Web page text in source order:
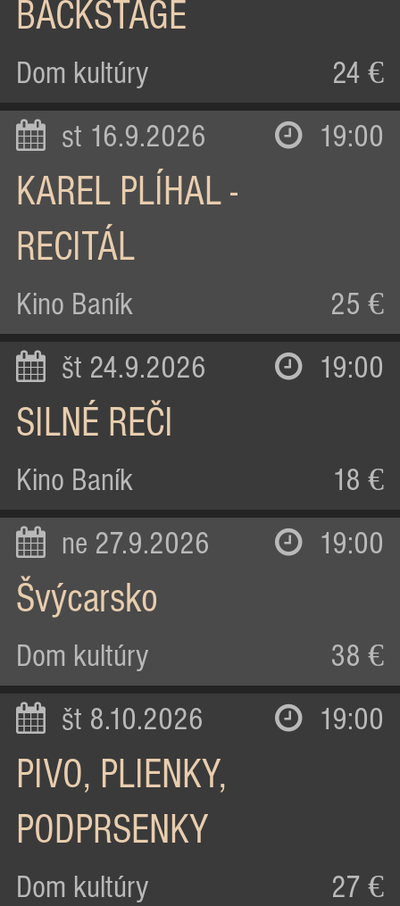
BACKSTAGE
Dom kultúry 24 €
st 16.9.2026 19:00
KAREL PLÍHAL -
RECITÁL
Kino Baník 25 €
št 24.9.2026 19:00
SILNÉ REČI
Kino Baník 18 €
ne 27.9.2026 19:00
Švýcarsko
Dom kultúry 38 €
št 8.10.2026 19:00
PIVO, PLIENKY,
PODPRSENKY
Dom kultúry 27 €